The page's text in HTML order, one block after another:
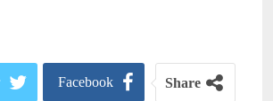
Share
Facebook